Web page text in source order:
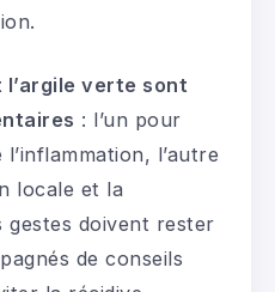
l’argile verte sont
: l’un pour
l’inflammation, l’autre
locale et la
gestes doivent rester
de conseils